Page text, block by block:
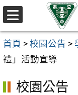
跳至主要內容區
首頁 > 校園公告 >
禮」活動宣導
校園公告
選
單